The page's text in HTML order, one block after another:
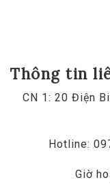
Thông tin
CN 1: 20 Điện
Hotline:
Giờ